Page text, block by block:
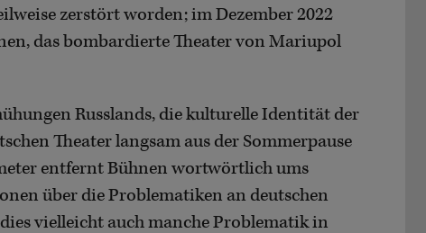
zerstört worden; im Dezember 2022
das bombardierte Theater von Mariupol
Russlands, die kulturelle Identität der
Theater langsam aus der Sommerpause
entfernt Bühnen wortwörtlich ums
über die Problematiken an deutschen
vielleicht auch manche Problematik in